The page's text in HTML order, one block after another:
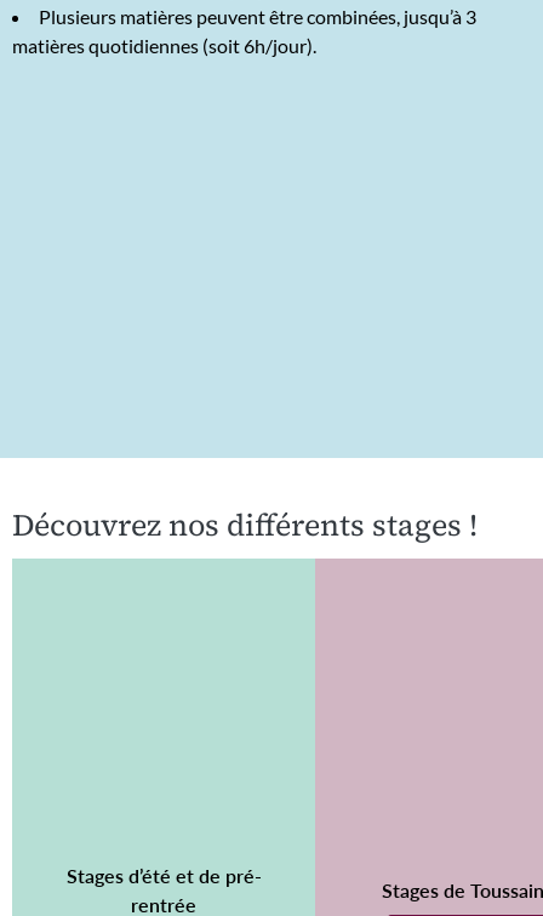
Plusieurs matières peuvent être combinées, jusqu’à 3
matières quotidiennes (soit 6h/jour).
Découvrez nos différents stages !
Stages d’été et de pré-
rentrée
Stages de